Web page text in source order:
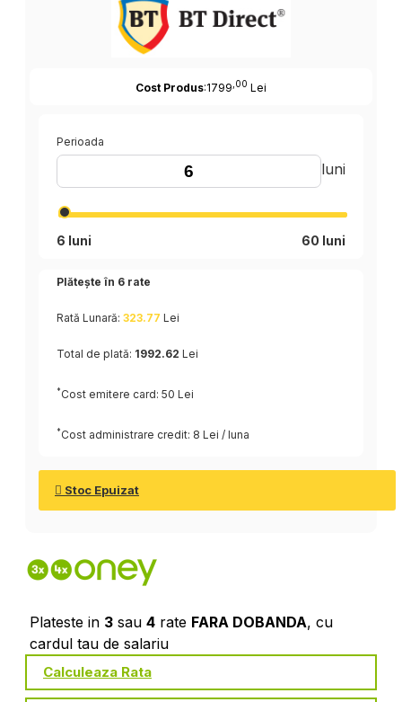
Cost Produs:1799 ,00 Lei
Perioada
luni
6 luni 60 luni
Plătește în 6 rate
Rată Lunară: 323.77 Lei
Total de plată: 1992.62 Lei
* Cost emitere card: 50 Lei
* Cost administrare credit: 8 Lei / luna
Stoc Epuizat
Plateste in 3 sau 4 rate FARA DOBANDA, cu
cardul tau de salariu
Calculeaza Rata